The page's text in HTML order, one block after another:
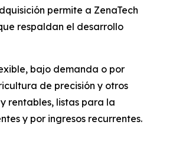
permite a ZenaTech
respaldan el desarrollo
bajo demanda o por
de precisión y otros
rentables, listas para la
y por ingresos recurrentes.